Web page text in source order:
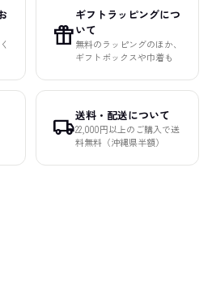
featured_seasonal_and_gifts
ギフトラッピングにつ
いて
無料のラッピングのほか、
ギフトボックスや巾着も
local_shipping送料・配送について
22,000円以上のご購入で送
料無料（沖縄県半額）